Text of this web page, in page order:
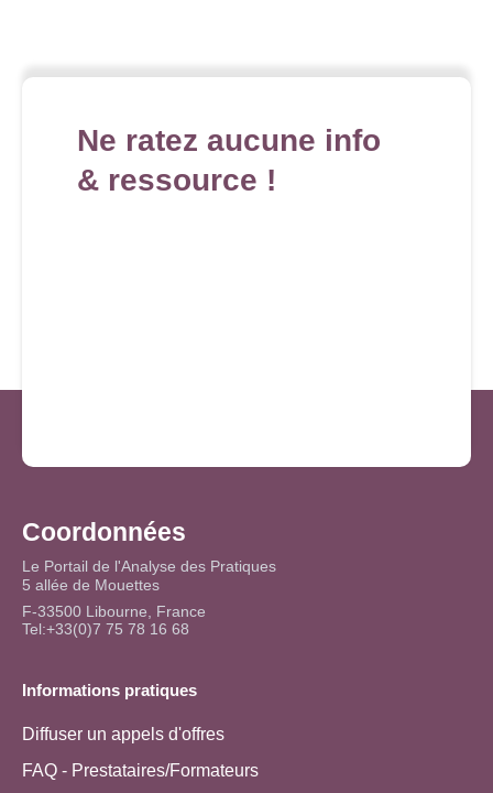
Ne ratez aucune info
& ressource !
Coordonnées
Le Portail de l'Analyse des Pratiques
5 allée de Mouettes
F-33500 Libourne, France
Tel:+33(0)7 75 78 16 68
Informations pratiques
Diffuser un appels d'offres
FAQ - Prestataires/Formateurs